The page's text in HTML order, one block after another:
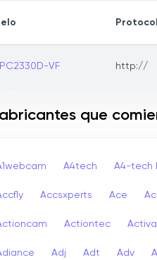
VF http://
que
A4tech A4-tech
Accsxperts Ace
Actiontec Activa
Adj Adt Adv